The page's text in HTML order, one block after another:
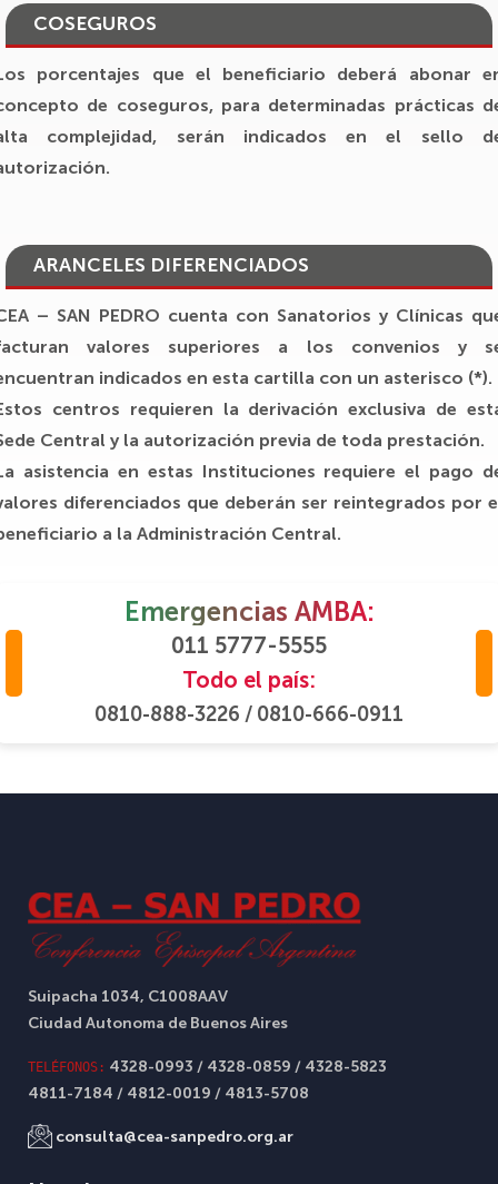
COSEGUROS
porcentajes que el beneficiario deberá abonar
de coseguros, para determinadas prácticas
complejidad, serán indicados en el sello
ARANCELES DIFERENCIADOS
– SAN PEDRO cuenta con Sanatorios y Clínicas
valores superiores a los convenios y
indicados en esta cartilla con un asterisco (*).
centros requieren la derivación exclusiva de
Central y la autorización previa de toda prestación.
asistencia en estas Instituciones requiere el pago
diferenciados que deberán ser reintegrados por
a la Administración Central.
Emergencias AMBA:
011 5777-5555
Todo el país:
0810-888-3226 / 0810-666-0911
Suipacha 1034, C1008AAV
Ciudad Autonoma de Buenos Aires
TELÉFONOS: 4328-0993 / 4328-0859 / 4328-5823
4811-7184 / 4812-0019 / 4813-5708
consulta@cea-sanpedro.org.ar